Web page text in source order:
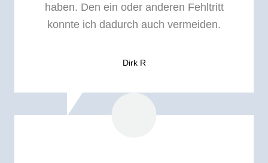
haben. Den ein oder anderen Fehltritt
konnte ich dadurch auch vermeiden.
Dirk R